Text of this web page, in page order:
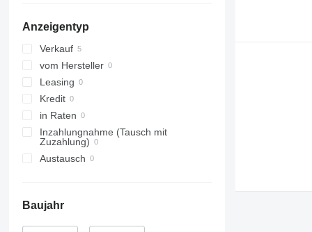
Anzeigentyp
Verkauf
vom Hersteller
Leasing
Kredit
in Raten
Inzahlungnahme (Tausch mit
Zuzahlung)
Austausch
Baujahr